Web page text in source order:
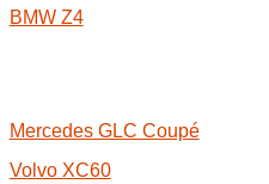
BMW Z4
Mercedes GLC Coupé
Volvo XC60